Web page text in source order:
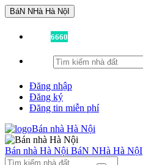
BáN NHà Hà NộI
6660
Đăng nhập
Đăng ký
Đăng tin miễn phí
Bán nhà Hà Nội BáN NHà Hà NộI